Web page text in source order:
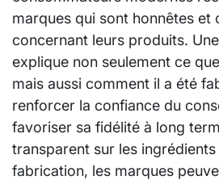
marques qui sont honnêtes et
concernant leurs produits.
explique non seulement ce
mais aussi comment il a été
renforcer la confiance du
favoriser sa fidélité à long
transparent sur les
fabrication, les marques